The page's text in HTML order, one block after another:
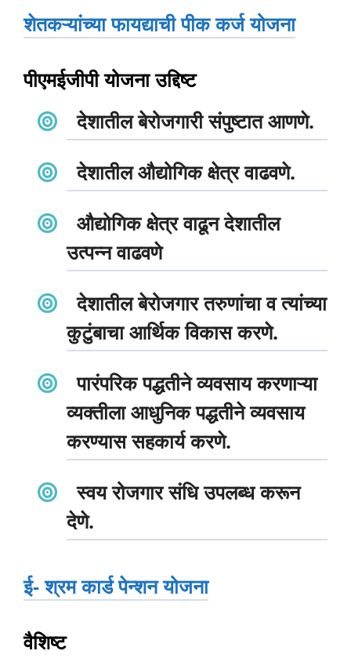
शेतकऱ्यांच्या फायद्याची पीक कर्ज योजना
पीएमईजीपी योजना उद्दिष्ट
देशातील बेरोजगारी संपुष्टात आणणे.
देशातील औद्योगिक क्षेत्र वाढवणे.
औद्योगिक क्षेत्र वाढून देशातील
उत्पन्न वाढवणे
देशातील बेरोजगार तरुणांचा व त्यांच्या
कुटुंबाचा आर्थिक विकास करणे.
पारंपरिक पद्धतीने व्यवसाय करणाऱ्या
व्यक्तीला आधुनिक पद्धतीने व्यवसाय
करण्यास सहकार्य करणे.
स्वय रोजगार संधि उपलब्ध करून
देणे.
ई- श्रम कार्ड पेन्शन योजना
वैशिष्ट